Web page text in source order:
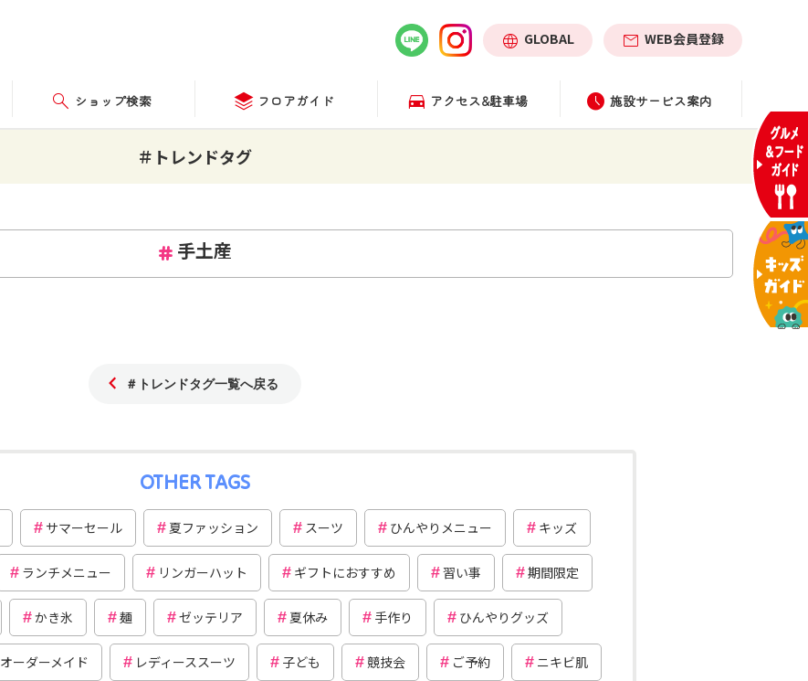
GLOBAL WEB会員登録
ショップ検索 フロアガイド アクセス&駐車場 施設サービス案内
＃トレンドタグ
手土産
＃トレンドタグ一覧へ戻る
OTHER TAGS
サマーセール 夏ファッション スーツ ひんやりメニュー キッズ
ランチメニュー リンガーハット ギフトにおすすめ 習い事 期間限定
かき氷 麺 ゼッテリア 夏休み 手作り ひんやりグッズ
オーダーメイド レディーススーツ 子ども 競技会 ご予約 ニキビ肌